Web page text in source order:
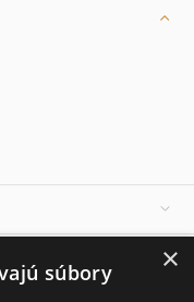
×
súbory